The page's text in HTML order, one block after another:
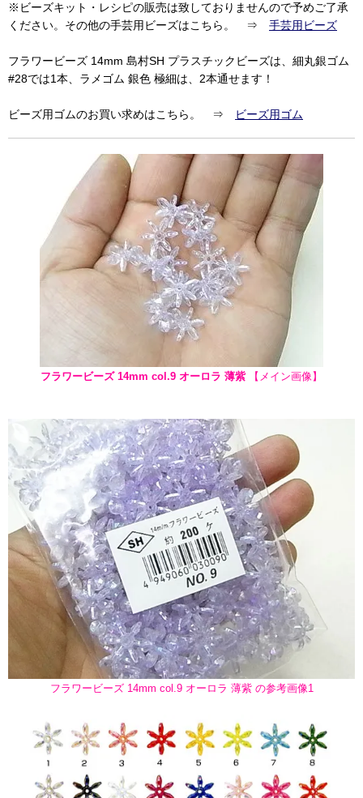
※ビーズキット・レシピの販売は致しておりませんので予めご了承
ください。その他の手芸用ビーズはこちら。 ⇒ 手芸用ビーズ
フラワービーズ 14mm 島村SH プラスチックビーズは、細丸銀ゴム
#28では1本、ラメゴム 銀色 極細は、2本通せます！
ビーズ用ゴムのお買い求めはこちら。 ⇒ ビーズ用ゴム
フラワービーズ 14mm col.9 オーロラ 薄紫 【メイン画像】
フラワービーズ 14mm col.9 オーロラ 薄紫 の参考画像1